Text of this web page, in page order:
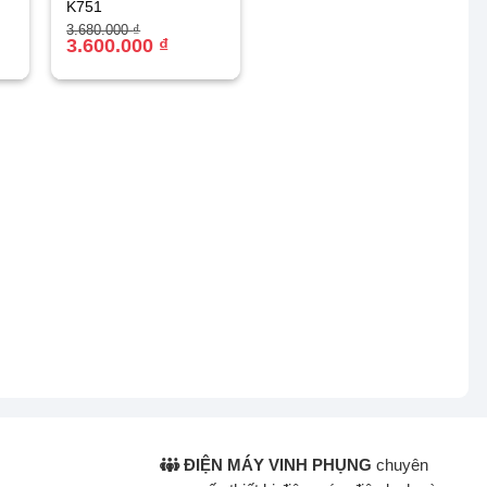
K751
3.680.000₫
Giá
gốc
3.600.000 ₫
Giá
hiện
3.600.000 ₫.
ĐIỆN MÁY VINH PHỤNG chuyên